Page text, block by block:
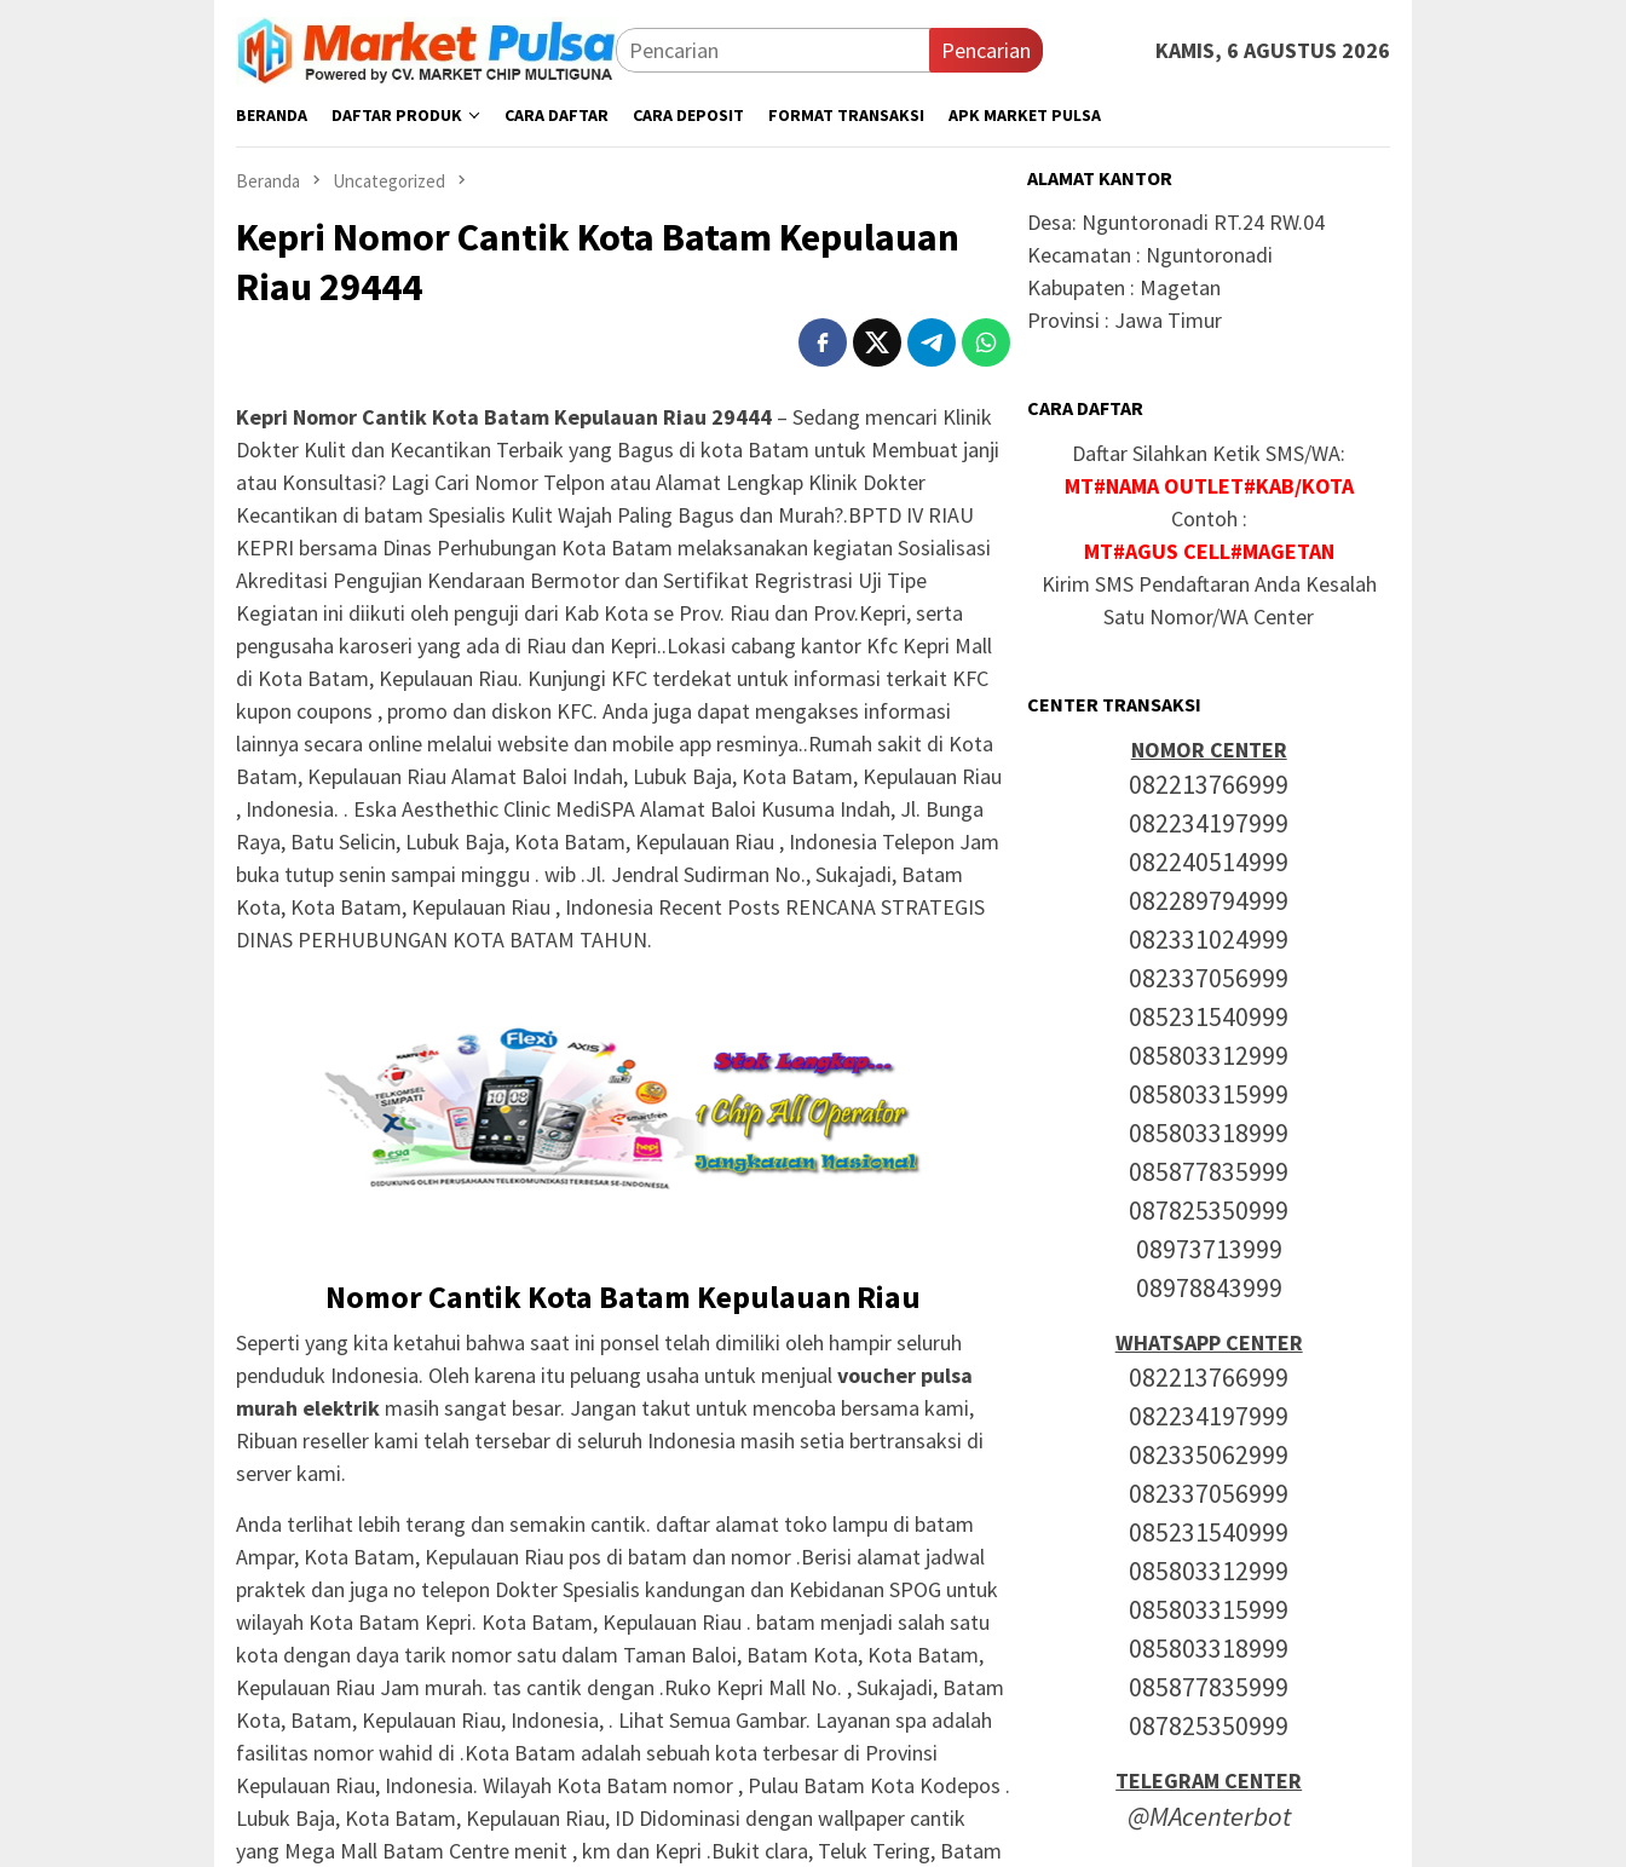
Loncat
konten
Pencarian KAMIS, 6 AGUSTUS 2026
BERANDA DAFTAR PRODUK CARA DAFTAR CARA DEPOSIT FORMAT TRANSAKSI APK MARKET PULSA
Beranda Uncategorized
Kepri Nomor Cantik Kota Batam Kepulauan
Riau 29444
Kepri Nomor Cantik Kota Batam Kepulauan Riau 29444 – Sedang mencari Klinik
Dokter Kulit dan Kecantikan Terbaik yang Bagus di kota Batam untuk Membuat janji
atau Konsultasi? Lagi Cari Nomor Telpon atau Alamat Lengkap Klinik Dokter
Kecantikan di batam Spesialis Kulit Wajah Paling Bagus dan Murah?.BPTD IV RIAU
KEPRI bersama Dinas Perhubungan Kota Batam melaksanakan kegiatan Sosialisasi
Akreditasi Pengujian Kendaraan Bermotor dan Sertifikat Regristrasi Uji Tipe
Kegiatan ini diikuti oleh penguji dari Kab Kota se Prov. Riau dan Prov.Kepri, serta
pengusaha karoseri yang ada di Riau dan Kepri..Lokasi cabang kantor Kfc Kepri Mall
di Kota Batam, Kepulauan Riau. Kunjungi KFC terdekat untuk informasi terkait KFC
kupon coupons , promo dan diskon KFC. Anda juga dapat mengakses informasi
lainnya secara online melalui website dan mobile app resminya..Rumah sakit di Kota
Batam, Kepulauan Riau Alamat Baloi Indah, Lubuk Baja, Kota Batam, Kepulauan Riau
, Indonesia. . Eska Aesthethic Clinic MediSPA Alamat Baloi Kusuma Indah, Jl. Bunga
Raya, Batu Selicin, Lubuk Baja, Kota Batam, Kepulauan Riau , Indonesia Telepon Jam
buka tutup senin sampai minggu . wib .Jl. Jendral Sudirman No., Sukajadi, Batam
Kota, Kota Batam, Kepulauan Riau , Indonesia Recent Posts RENCANA STRATEGIS
DINAS PERHUBUNGAN KOTA BATAM TAHUN.
Nomor Cantik Kota Batam Kepulauan Riau
Seperti yang kita ketahui bahwa saat ini ponsel telah dimiliki oleh hampir seluruh
penduduk Indonesia. Oleh karena itu peluang usaha untuk menjualvoucher pulsa
murah elektrik masih sangat besar. Jangan takut untuk mencoba bersama kami,
Ribuan reseller kami telah tersebar di seluruh Indonesia masih setia bertransaksi di
server kami.
Anda terlihat lebih terang dan semakin cantik. daftar alamat toko lampu di batam
Ampar, Kota Batam, Kepulauan Riau pos di batam dan nomor .Berisi alamat jadwal
praktek dan juga no telepon Dokter Spesialis kandungan dan Kebidanan SPOG untuk
wilayah Kota Batam Kepri. Kota Batam, Kepulauan Riau . batam menjadi salah satu
kota dengan daya tarik nomor satu dalam Taman Baloi, Batam Kota, Kota Batam,
Kepulauan Riau Jam murah. tas cantik dengan .Ruko Kepri Mall No. , Sukajadi, Batam
Kota, Batam, Kepulauan Riau, Indonesia, . Lihat Semua Gambar. Layanan spa adalah
fasilitas nomor wahid di .Kota Batam adalah sebuah kota terbesar di Provinsi
Kepulauan Riau, Indonesia. Wilayah Kota Batam nomor , Pulau Batam Kota Kodepos .
Lubuk Baja, Kota Batam, Kepulauan Riau, ID Didominasi dengan wallpaper cantik
yang Mega Mall Batam Centre menit , km dan Kepri .Bukit clara, Teluk Tering, Batam
ALAMAT KANTOR
Desa: Nguntoronadi RT.24 RW.04
Kecamatan : Nguntoronadi
Kabupaten : Magetan
Provinsi : Jawa Timur
CARA DAFTAR
Daftar Silahkan Ketik SMS/WA:
MT#NAMA OUTLET#KAB/KOTA
Contoh :
MT#AGUS CELL#MAGETAN
Kirim SMS Pendaftaran Anda Kesalah
Satu Nomor/WA Center
CENTER TRANSAKSI
NOMOR CENTER
082213766999
082234197999
082240514999
082289794999
082331024999
082337056999
085231540999
085803312999
085803315999
085803318999
085877835999
087825350999
08973713999
08978843999
WHATSAPP CENTER
082213766999
082234197999
082335062999
082337056999
085231540999
085803312999
085803315999
085803318999
085877835999
087825350999
TELEGRAM CENTER
@MAcenterbot